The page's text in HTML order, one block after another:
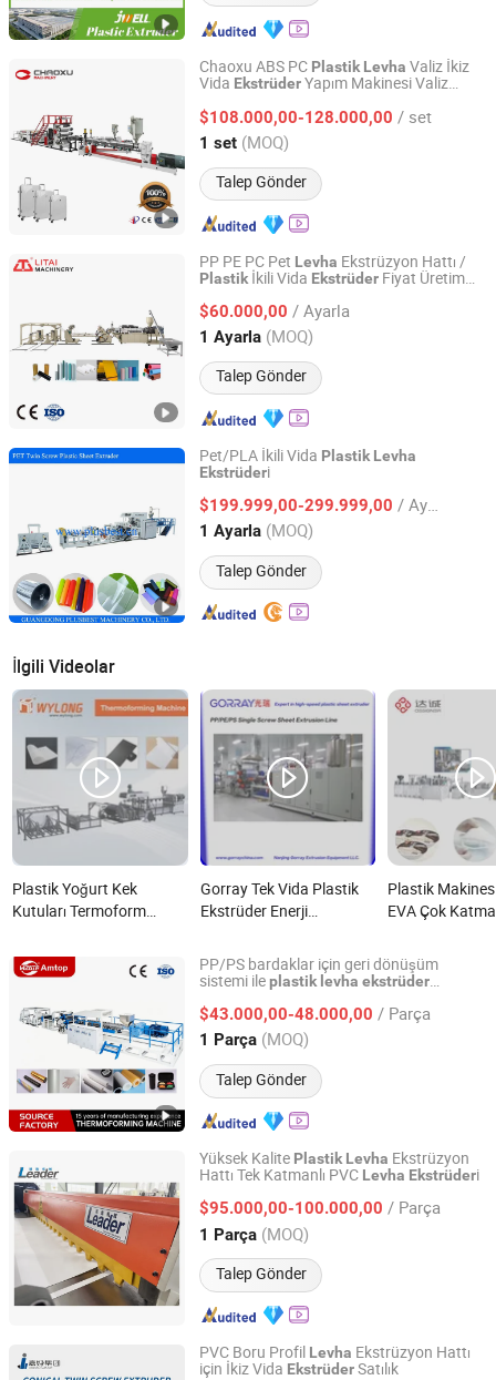
Chaoxu ABS PC Plastik Levha Valiz İkiz
Vida EkstrüderYapım Makinesi Valiz
$108.000,00-128.000,00 / set
1 set (MOQ)
Talep Gönder
Wenzhou Chaoxu Machinery Co., Ltd.
Zhejiang, China Fiyat 2016
PP PE PC Pet Levha Ekstrüzyon Hattı /
Plastik İkili Vida Ekstrüder Fiyat Üretim
$60.000,00 / Ayarla
1 Ayarla (MOQ)
Talep Gönder
Pingyang Litai Machinery Co., Ltd.
Zhejiang, China Fiyat 2006
Pet/PLA İkili Vida Plastik Levha
Ekstrüderi
$199.999,00-299.999,00 / Ayarla
1 Ayarla (MOQ)
Talep Gönder
Guangdong Plusbest Machinery Co., Ltd.
Guangdong, China Fiyat 2019
İlgili Videolar
Plastik Yoğurt Kek
Kutuları Termoform
Ekstrüder Makinesi
nedir?
Gorray Tek Vida Plastik
Ekstrüder Enerji
nedir?
Plastik
EVA Çok
Plaka
PP/PS bardaklar için geri dönüşüm
sistemi ileplastik levha ekstrüder
$43.000,00-48.000,00 / Parça
1 Parça (MOQ)
Talep Gönder
Wenzhou Amtop Machinery Co., Ltd
Zhejiang, China Fiyat 2026
Yüksek Kalite Plastik Levha Ekstrüzyon
Hattı Tek Katmanlı PVC Levha Ekstrüderi
$95.000,00-100.000,00 / Parça
1 Parça (MOQ)
Talep Gönder
Qingdao Leader Machinery Co., Ltd.
Shandong, China Fiyat 2011
PVC Boru Profil Levha Ekstrüzyon Hattı
için İkiz Vida EkstrüderSatılık